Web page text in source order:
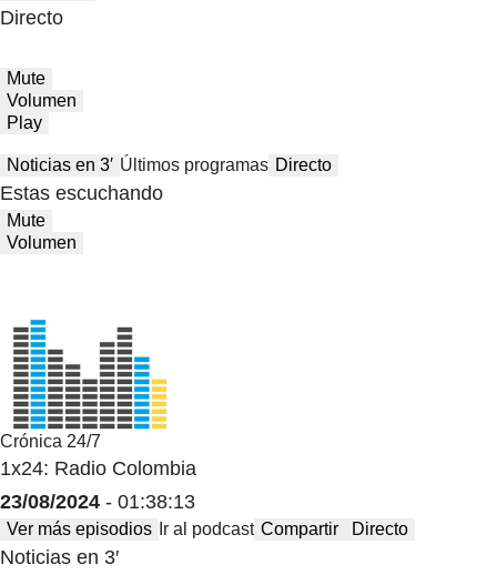
Directo
Mute
Volumen
Play
Noticias en 3′ Últimos programas Directo
Estas escuchando
Mute
Volumen
Crónica 24/7
1x24: Radio Colombia
23/08/2024 - 01:38:13
Ver más episodios Ir al podcast Compartir Directo
Noticias en 3′